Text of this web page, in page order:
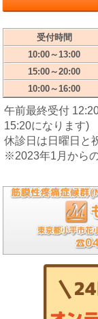
受付時間
10:00～13:00
15:00～20:00
10:00～16:00
午前最終受付
15:20になります)
休診日は日曜日と
※2023年1月から